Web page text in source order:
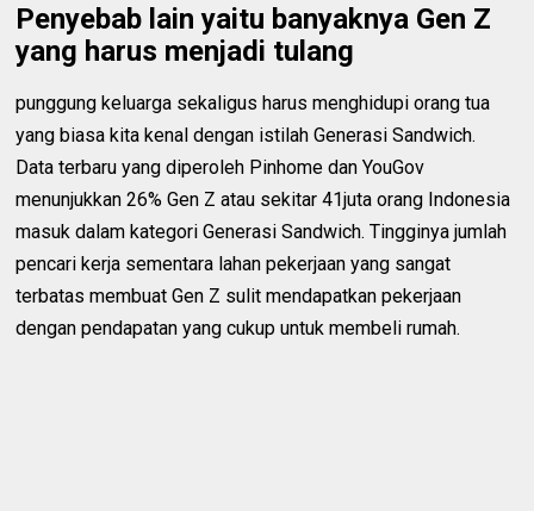
Penyebab lain yaitu banyaknya Gen Z
yang harus menjadi tulang
punggung keluarga sekaligus harus menghidupi orang tua
yang biasa kita kenal dengan istilah Generasi Sandwich.
Data terbaru yang diperoleh Pinhome dan YouGov
menunjukkan 26% Gen Z atau sekitar 41juta orang Indonesia
masuk dalam kategori Generasi Sandwich. Tingginya jumlah
pencari kerja sementara lahan pekerjaan yang sangat
terbatas membuat Gen Z sulit mendapatkan pekerjaan
dengan pendapatan yang cukup untuk membeli rumah.